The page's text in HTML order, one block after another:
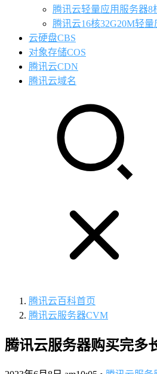
腾讯云轻量应用服务器8
腾讯云16核32G20M轻
云硬盘CBS
对象存储COS
腾讯云CDN
腾讯云域名
腾讯云百科首页
腾讯云服务器CVM
腾讯云服务器购买完多